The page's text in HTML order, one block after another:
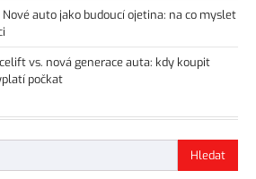
Nové auto jako budoucí ojetina: na co myslet
vs. nová generace auta: kdy koupit
počkat